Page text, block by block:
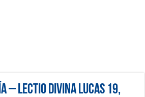
– Lectio Divina Lucas 19,